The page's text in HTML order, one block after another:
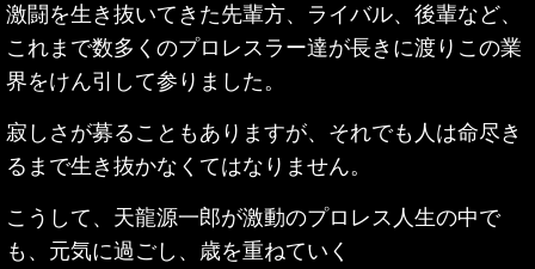
激闘を生き抜いてきた先輩方、ライバル、後輩など、
これまで数多くのプロレスラー達が長きに渡りこの業
界をけん引して参りました。
寂しさが募ることもありますが、それでも人は命尽き
るまで生き抜かなくてはなりません。
こうして、天龍源一郎が激動のプロレス人生の中で
も、元気に過ごし、歳を重ねていく